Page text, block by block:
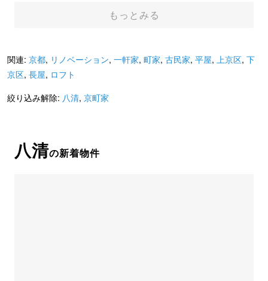
もっとみる
関連: 京都, リノベーション, 一軒家, 町家, 古民家, 平屋, 上京区, 下
京区, 長屋, ロフト
絞り込み解除: 八清, 京町家
八清の新着物件